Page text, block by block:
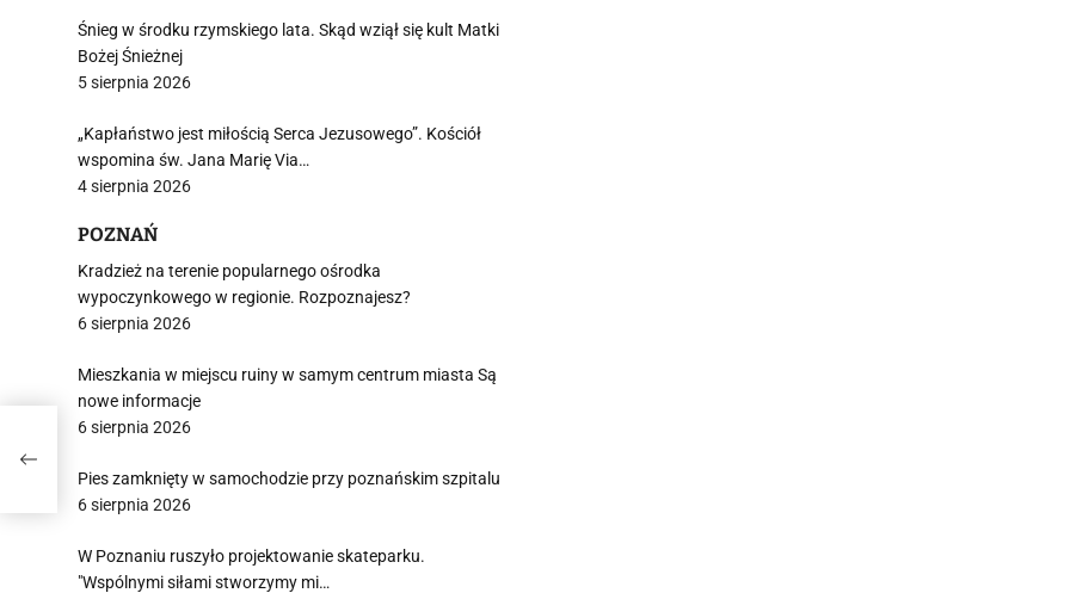
Śnieg w środku rzymskiego lata. Skąd wziął się kult Matki
Bożej Śnieżnej
5 sierpnia 2026
„Kapłaństwo jest miłością Serca Jezusowego”. Kościół
wspomina św. Jana Marię Via…
4 sierpnia 2026
POZNAŃ
Kradzież na terenie popularnego ośrodka
wypoczynkowego w regionie. Rozpoznajesz?
6 sierpnia 2026
Mieszkania w miejscu ruiny w samym centrum miasta Są
nowe informacje
6 sierpnia 2026
Pies zamknięty w samochodzie przy poznańskim szpitalu
6 sierpnia 2026
W Poznaniu ruszyło projektowanie skateparku.
"Wspólnymi siłami stworzymy mi…